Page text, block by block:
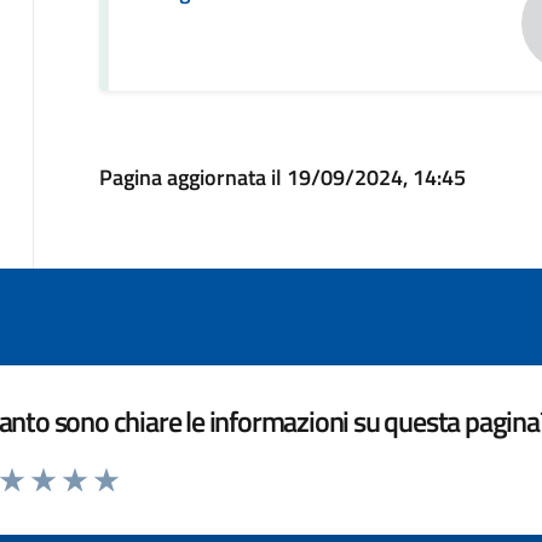
Pagina aggiornata il 19/09/2024, 14:45
sono chiare le informazioni su questa
da 1 a 5 stelle la pagina